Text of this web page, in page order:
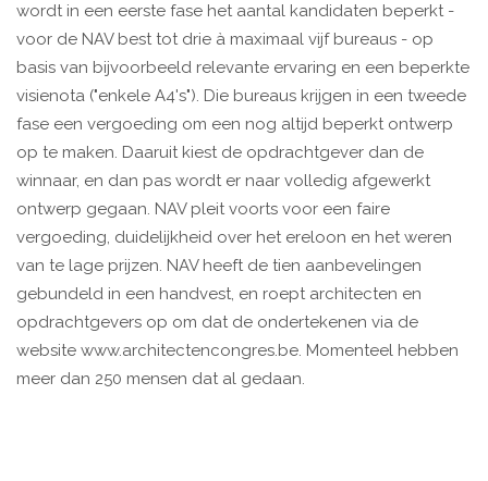
wordt in een eerste fase het aantal kandidaten beperkt -
voor de NAV best tot drie à maximaal vijf bureaus - op
basis van bijvoorbeeld relevante ervaring en een beperkte
visienota ("enkele A4's"). Die bureaus krijgen in een tweede
fase een vergoeding om een nog altijd beperkt ontwerp
op te maken. Daaruit kiest de opdrachtgever dan de
winnaar, en dan pas wordt er naar volledig afgewerkt
ontwerp gegaan. NAV pleit voorts voor een faire
vergoeding, duidelijkheid over het ereloon en het weren
van te lage prijzen. NAV heeft de tien aanbevelingen
gebundeld in een handvest, en roept architecten en
opdrachtgevers op om dat de ondertekenen via de
website www.architectencongres.be. Momenteel hebben
meer dan 250 mensen dat al gedaan.